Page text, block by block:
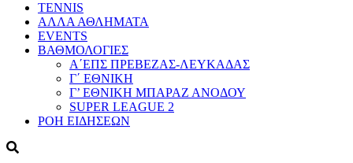
TENNIS
ΑΛΛΑ ΑΘΛΗΜΑΤΑ
EVENTS
ΒΑΘΜΟΛΟΓΙΕΣ
Α΄ΕΠΣ ΠΡΕΒΕΖΑΣ-ΛΕΥΚΑΔΑΣ
Γ΄ ΕΘΝΙΚΗ
Γ’ ΕΘΝΙΚΗ ΜΠΑΡΑΖ ΑΝΟΔΟΥ
SUPER LEAGUE 2
ΡΟΗ ΕΙΔΗΣΕΩΝ